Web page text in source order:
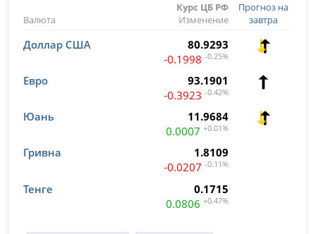
Валюта
Курс ЦБ РФ
Изменение
Прогноз на
завтра
Доллар США
80.9293
-0.1998 -0.25%
Евро
93.1901
-0.3923 -0.42%
Юань
11.9684
0.0007 +0.01%
Гривна
1.8109
-0.0207 -0.11%
Тенге
0.1715
0.0806 +0.47%